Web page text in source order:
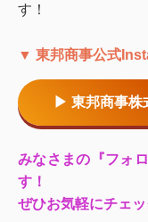
す！
▼ 東邦商事公式
▶ 東邦商事株
みなさまの『フォ
す！
ぜひお気軽にチェ